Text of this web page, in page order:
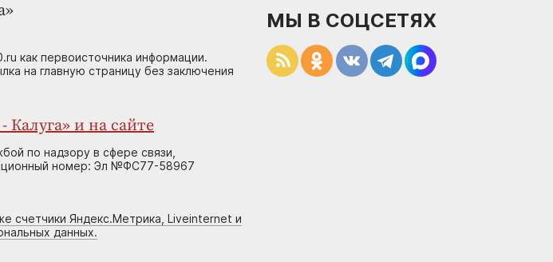
как первоисточника информации.
на главную страницу без заключения
Калуга» и на сайте
по надзору в сфере связи,
номер: Эл №ФС77-58967
счетчики Яндекс.Метрика, Liveinternet и
данных.
МЫ В СОЦСЕТЯХ